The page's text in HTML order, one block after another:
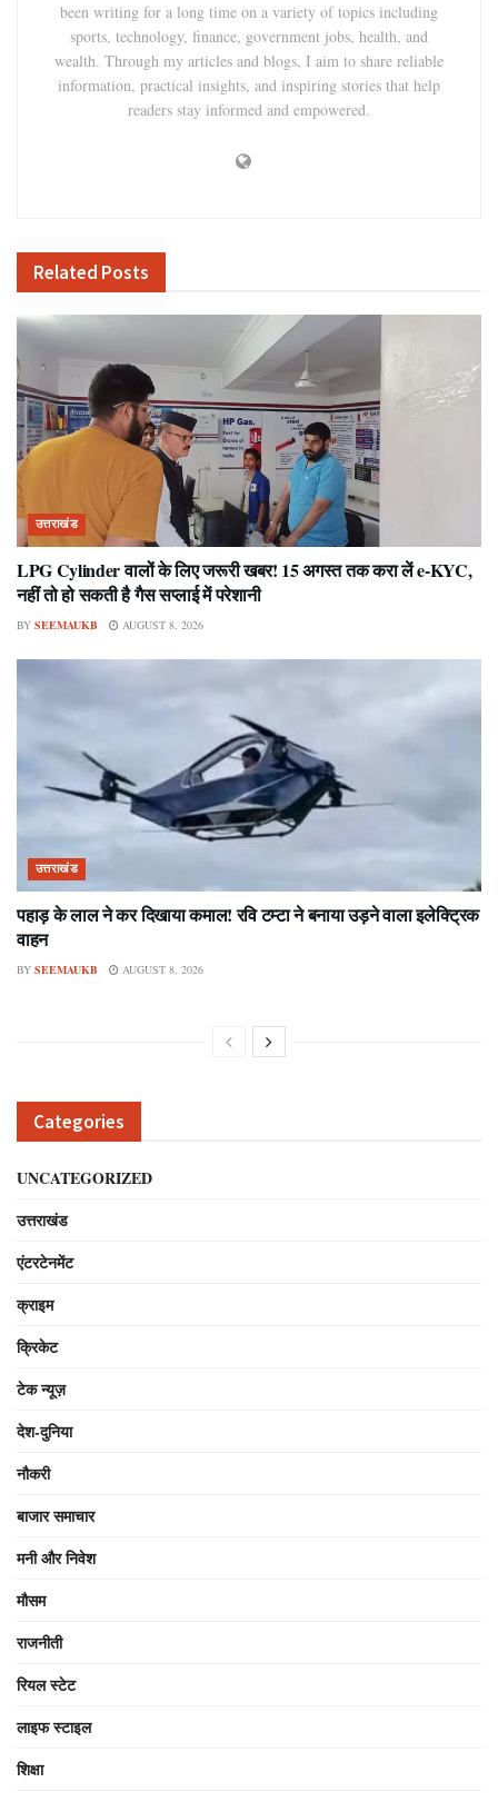
been writing for a long time on a variety of topics including
sports, technology, finance, government jobs, health, and
wealth. Through my articles and blogs, I aim to share reliable
information, practical insights, and inspiring stories that help
readers stay informed and empowered.
Related Posts
उत्तराखंड
LPG Cylinder वालों के लिए जरूरी खबर! 15 अगस्त तक करा लें e-KYC,
नहीं तो हो सकती है गैस सप्लाई में परेशानी
BY SEEMAUKB AUGUST 8, 2026
उत्तराखंड
पहाड़ के लाल ने कर दिखाया कमाल! रवि टम्टा ने बनाया उड़ने वाला इलेक्ट्रिक
वाहन
BY SEEMAUKB AUGUST 8, 2026
Categories
UNCATEGORIZED
उत्तराखंड
एंटरटेनमेंट
क्राइम
क्रिकेट
टेक न्यूज़
देश-दुनिया
नौकरी
बाजार समाचार
मनी और निवेश
मौसम
राजनीती
रियल स्टेट
लाइफ स्टाइल
शिक्षा